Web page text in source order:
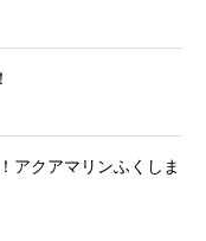
アクアマリンふくしま